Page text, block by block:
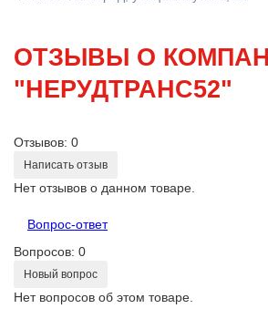
ОТЗЫВЫ О
"НЕРУДТРАНС52"
Отзывов: 0
Написать отзыв
Нет отзывов о данном товаре.
Вопрос-ответ
Вопросов: 0
Новый вопрос
Нет вопросов об этом товаре.